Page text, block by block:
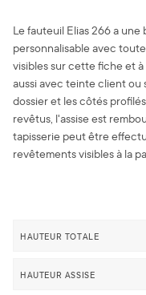
Le fauteuil Elias 266 a une
personnalisable avec
visibles sur cette fiche et
aussi avec teinte client
dossier et les côtés
revêtus, l'assise est
tapisserie peut être
revêtements visibles à la
HAUTEUR TOTALE
HAUTEUR ASSISE